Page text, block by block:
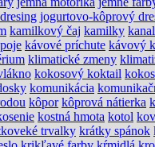
jogurtovo-kôprový
kamilkový čaj kamilky
kávové príchute kávový
klimatické zmeny
kokosový koktail
komunikácia
kôpor kôprová nátierka
kostná hmota kotol
trvalky krátky spánok